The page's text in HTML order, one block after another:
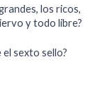
los ricos,
y todo libre?
sexto sello?